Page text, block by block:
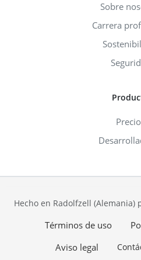
Sobre
Carrera
Hecho en Radolfzell (Alemania)
Términos de uso
Aviso legal